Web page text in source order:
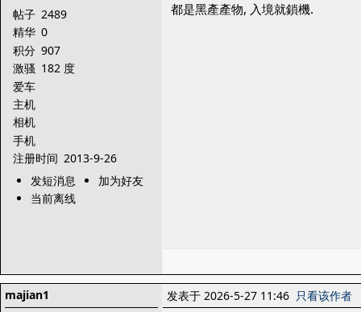
帖子 2489
精华 0
积分 907
激骚 182 度
爱车
主机
相机
手机
注册时间 2013-9-26
发短消息
加为好友
当前离线
都是黑產產物, 入境就鎖機.
majian1
发表于 2026-5-27 11:46 只看该作者